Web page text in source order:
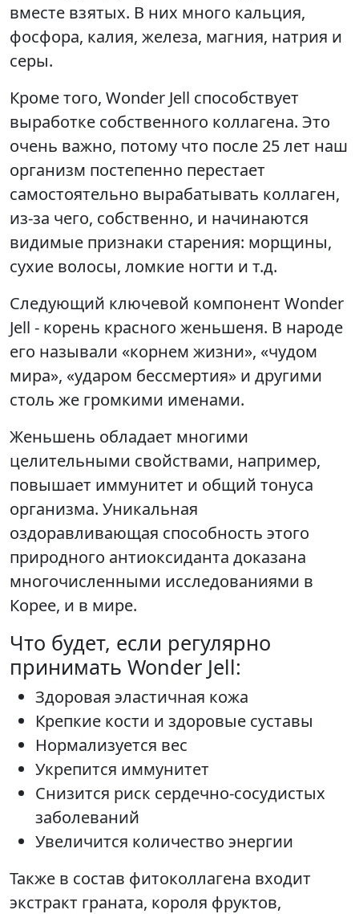
вместе взятых. В них много кальция,
фосфора, калия, железа, магния, натрия и
серы.
Кроме того, Wonder Jell способствует
выработке собственного коллагена. Это
очень важно, потому что после 25 лет наш
организм постепенно перестает
самостоятельно вырабатывать коллаген,
из-за чего, собственно, и начинаются
видимые признаки старения: морщины,
сухие волосы, ломкие ногти и т.д.
Следующий ключевой компонент Wonder
Jell - корень красного женьшеня. В народе
его называли «корнем жизни», «чудом
мира», «ударом бессмертия» и другими
столь же громкими именами.
Женьшень обладает многими
целительными свойствами, например,
повышает иммунитет и общий тонуса
организма. Уникальная
оздоравливающая способность этого
природного антиоксиданта доказана
многочисленными исследованиями в
Корее, и в мире.
Что будет, если регулярно
принимать Wonder Jell:
Здоровая эластичная кожа
Крепкие кости и здоровые суставы
Нормализуется вес
Укрепится иммунитет
Снизится риск сердечно-сосудистых
заболеваний
Увеличится количество энергии
Также в состав фитоколлагена входит
экстракт граната, короля фруктов,